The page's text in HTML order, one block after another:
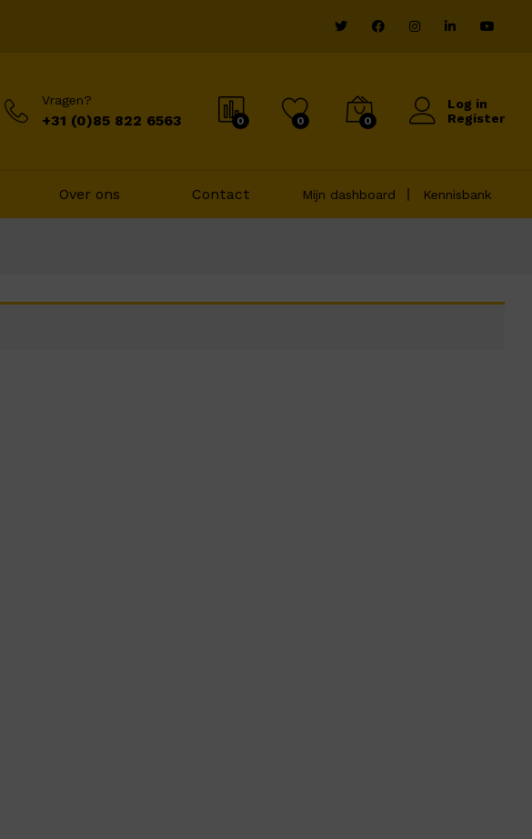
Vragen?
+31 (0)85 822 6563 0 0 0
Log in
Register
Over ons Contact Mijn dashboard Kennisbank